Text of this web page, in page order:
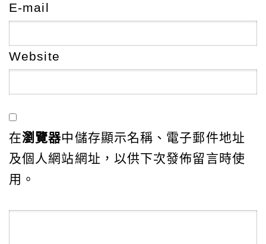
E-mail
Website
在瀏覽器中儲存顯示名稱、電子郵件地址
及個人網站網址，以供下次發佈留言時使
用。